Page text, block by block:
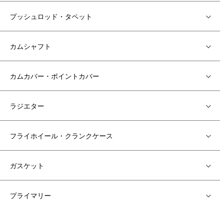
プッシュロッド・タペット
カムシャフト
カムカバー・ポイントカバー
ラジエター
フライホイール・クランクケース
ガスケット
プライマリー